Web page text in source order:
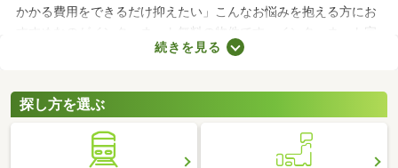
かかる費用をできるだけ抑えたい」こんなお悩みを抱える方にお
すすめなのがインターネット無料の物件です。インターネット完
備の物件なら、新たに回線を契約する必要はありません。通信費
チェックしてみてくださいね。
続きを見る
探し方を選ぶ